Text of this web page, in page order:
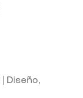
Diseño,